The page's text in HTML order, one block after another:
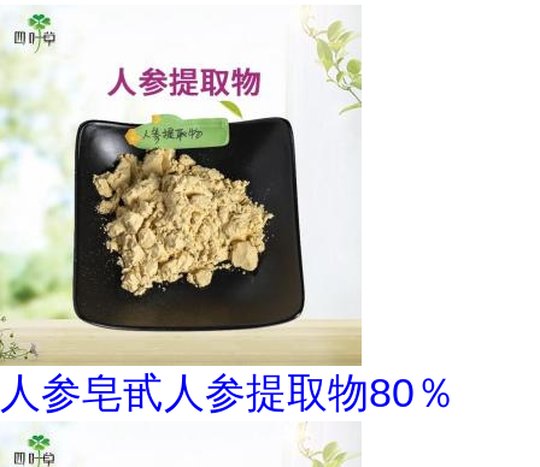
人参皂甙人参提取物80％